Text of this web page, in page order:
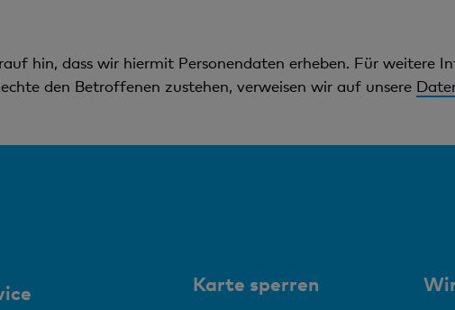
hin, dass wir hiermit Personendaten erheben. Für weitere
den Betroffenen zustehen, verweisen wir auf unsere
Karte sperren